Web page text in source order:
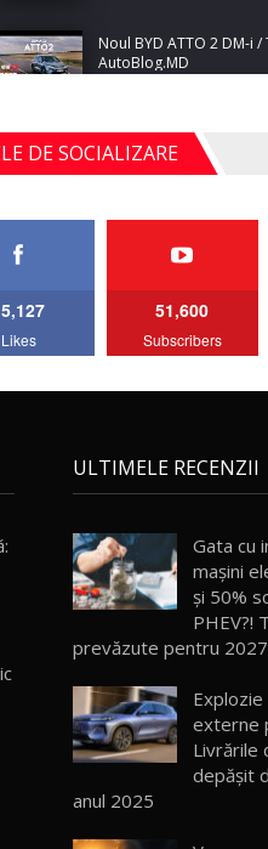
Noul BYD ATTO 2 DM-i /
AutoBlog.MD
Noul Mercedes-Benz S-
4MATIC V223) / Test
27:33
AutoBlog.MD
15:08
15:22
Mercedes-AMG E 53
Test Drive AutoBlog.MD
16:27
Noul Volvo ES90 / Test
27:58
Noul MG HS / Test Drive
DE SOCIALIZARE
Likes
51,600
Subscribers
ULTIMELE RECENZII
Gata cu
mașini
și 50%
PHEV?!
prevăzute pentru 2027
externe
Livrările
depășit
anul 2025